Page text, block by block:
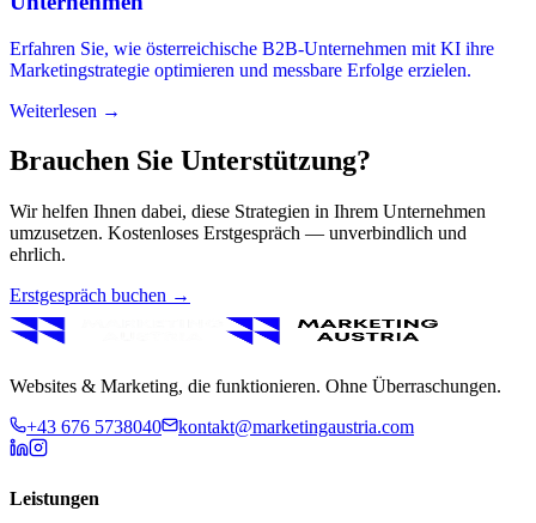
Erfahren Sie, wie österreichische B2B-Unternehmen mit KI ihre
Marketingstrategie optimieren und messbare Erfolge erzielen.
Weiterlesen →
Brauchen Sie Unterstützung?
Wir helfen Ihnen dabei, diese Strategien in Ihrem Unternehmen
umzusetzen. Kostenloses Erstgespräch — unverbindlich und
ehrlich.
Erstgespräch buchen →
Websites & Marketing, die funktionieren. Ohne Überraschungen.
+43 676 5738040
kontakt@marketingaustria.com
Leistungen